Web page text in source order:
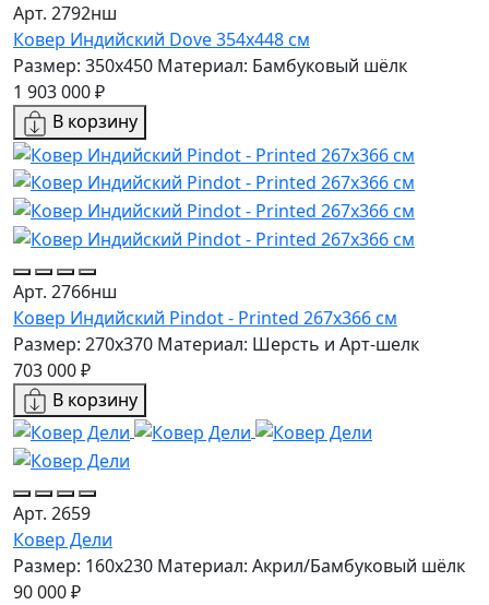
Арт. 2792нш
Ковер Индийский Dove 354x448 см
Размер: 350x450 Материал: Бамбуковый шёлк
1 903 000 ₽
В корзину
Арт. 2766нш
Ковер Индийский Pindot - Printed 267x366 см
Размер: 270x370 Материал: Шерсть и Арт-шелк
703 000 ₽
В корзину
Арт. 2659
Ковер Дели
Размер: 160х230 Материал: Акрил/Бамбуковый шёлк
90 000 ₽